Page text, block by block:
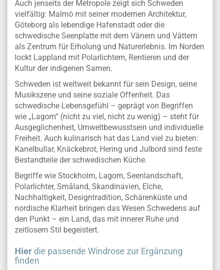
Auch jenseits der Metropole zeigt sich Schweden
vielfältig: Malmö mit seiner modernen Architektur,
Göteborg als lebendige Hafenstadt oder die
schwedische Seenplatte mit dem Vänern und Vättern
als Zentrum für Erholung und Naturerlebnis. Im Norden
lockt Lappland mit Polarlichtern, Rentieren und der
Kultur der indigenen Samen.
Schweden ist weltweit bekannt für sein Design, seine
Musikszene und seine soziale Offenheit. Das
schwedische Lebensgefühl – geprägt von Begriffen
wie „Lagom“ (nicht zu viel, nicht zu wenig) – steht für
Ausgeglichenheit, Umweltbewusstsein und individuelle
Freiheit. Auch kulinarisch hat das Land viel zu bieten:
Kanelbullar, Knäckebrot, Hering und Julbord sind feste
Bestandteile der schwedischen Küche.
Begriffe wie Stockholm, Lagom, Seenlandschaft,
Polarlichter, Småland, Skandinavien, Elche,
Nachhaltigkeit, Designtradition, Schärenküste und
nordische Klarheit bringen das Wesen Schwedens auf
den Punkt – ein Land, das mit innerer Ruhe und
zeitlosem Stil begeistert.
Hier die passende Windrose zur Ergänzung
finden